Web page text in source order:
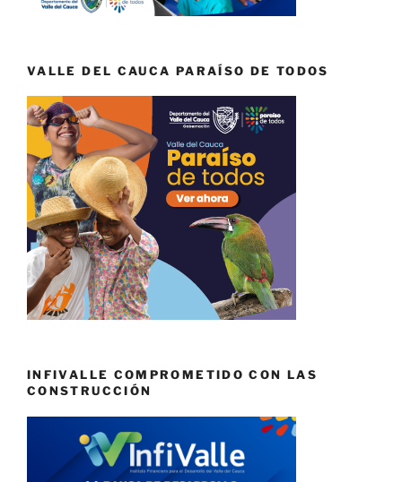
VALLE DEL CAUCA PARAÍSO DE TODOS
INFIVALLE COMPROMETIDO CON LAS
CONSTRUCCIÓN